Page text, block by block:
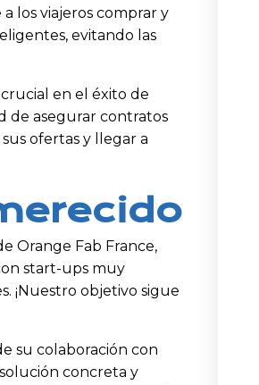
los viajeros comprar y
evitando las
en el éxito de
de asegurar contratos
ofertas y llegar a
Orange Fab France,
start-ups muy
¡Nuestro objetivo sigue
su colaboración con
concreta y